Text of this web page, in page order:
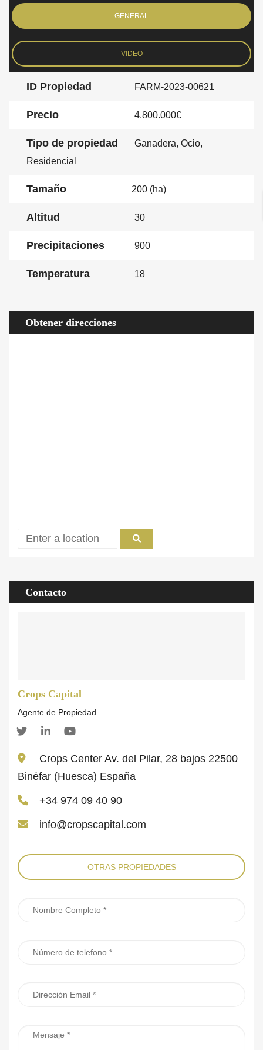
GENERAL
VIDEO
ID Propiedad FARM-2023-00621
Precio 4.800.000€
Tipo de propiedad
Ganadera, Ocio,
Residencial
Tamaño 200 (ha)
Altitud 30
Precipitaciones 900
Temperatura 18
Obtener direcciones
Contacto
Crops Capital
Agente de Propiedad
Crops Center Av. del Pilar, 28 bajos 22500
Binéfar (Huesca) España
+34 974 09 40 90
info@cropscapital.com
OTRAS PROPIEDADES